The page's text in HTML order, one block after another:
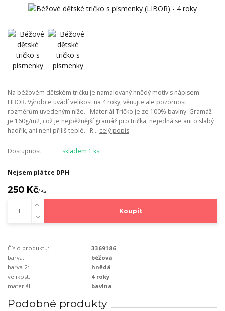
Na béžovém dětském tričku je namalovaný hnědý motiv s nápisem
LIBOR. Výrobce uvádí velikost na 4 roky, věnujte ale pozornost
rozměrům uvedeným níže. Materiál Tričko je ze 100% bavlny. Gramáž
je 160g/m2, což je nejběžnější gramáž pro trička, nejedná se ani o slabý
hadřík, ani není příliš teplé. R... celý popis
Dostupnost skladem 1 ks
Nejsem plátce DPH
250 Kč/ks
Koupit
Číslo produktu:
3369186
barva:
béžová
barva 2:
hnědá
velikost:
4 roky
materiál:
bavlna
Podobné produkty